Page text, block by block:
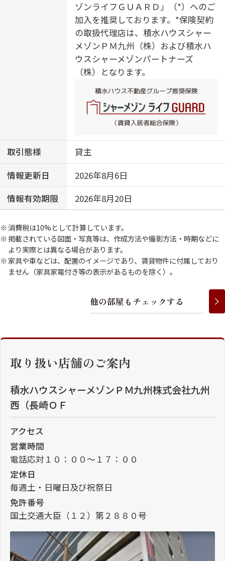
ゾンライフＧＵＡＲＤ」（*）へのご
加入を推奨しております。*保険契約
の取扱代理店は、積水ハウスシャー
メゾンＰＭ九州（株）および積水ハ
ウスシャーメゾンパートナーズ
（株）となります。
取引態様
貸主
情報更新日
2026年8月6日
情報有効期限
2026年8月20日
消費税は10%として計算しています。
掲載されている図面・写真等は、作成方法や撮影方法・時期などに
より実際とは異なる場合があります。
家具や車などは、配置のイメージであり、賃貸物件に付属しており
ません（家具家電付き等の表示があるものを除く）。
他の部屋 も チェ ッ クする
取り扱い店舗のご案内
積水ハウスシャーメゾンＰＭ九州株式会社九州
西（長崎ＯＦ
アクセス
営業時間
電話応対１０：００～１７：００
定休日
毎週土・日曜日及び祝祭日
免許番号
国土交通大臣（１２）第２８８０号